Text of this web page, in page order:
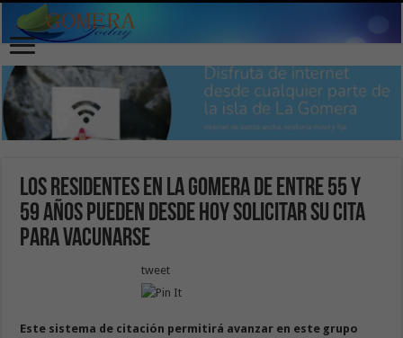
Los residentes en La Gomera de entre 55 y
59 años pueden desde hoy solicitar su cita
para vacunarse
tweet
Este sistema de citación permitirá avanzar en este grupo